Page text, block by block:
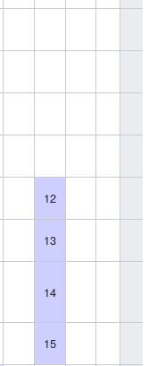
12
13
14
15